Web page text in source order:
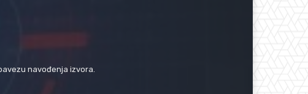
navođenja izvora.